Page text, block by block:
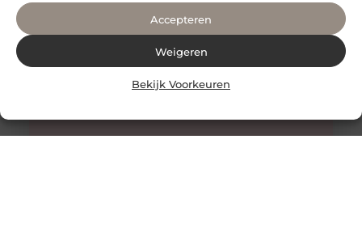
Accepteren
Weigeren
Bekijk Voorkeuren